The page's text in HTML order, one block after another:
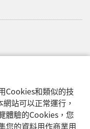
Cookies和類似的技
站可以正常運行，
體驗的Cookies，您
您的資料用作商業用